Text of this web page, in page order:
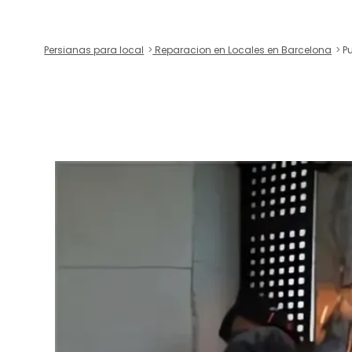
Persianas para local Reparacion en Locales en Barcelona